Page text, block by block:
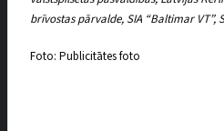
brīvostas pārvalde, SIA “Baltimar VT”,
Foto: Publicitātes foto